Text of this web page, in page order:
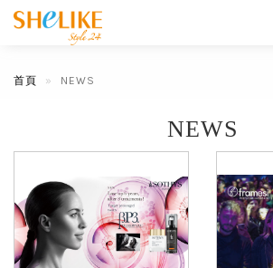
首頁 NEWS
NEWS